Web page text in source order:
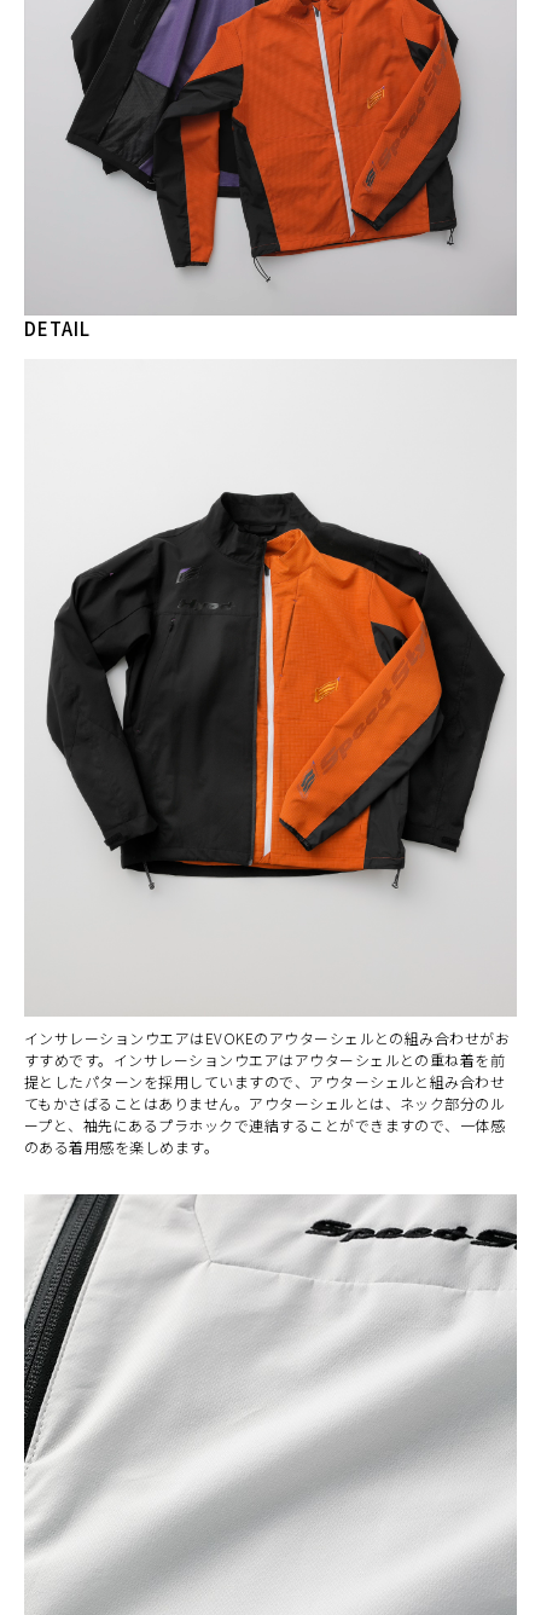
DETAIL
インサレーションウエアはEVOKEのアウターシェルとの組み合わせがお
すすめです。インサレーションウエアはアウターシェルとの重ね着を前
提としたパターンを採用していますので、アウターシェルと組み合わせ
てもかさばることはありません。アウターシェルとは、ネック部分のル
ープと、袖先にあるプラホックで連結することができますので、一体感
のある着用感を楽しめます。